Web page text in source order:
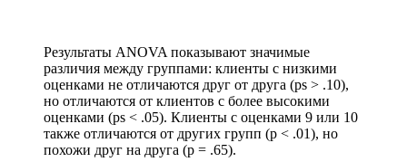
Результаты ANOVA показывают значимые
различия между группами: клиенты с низкими
оценками не отличаются друг от друга (ps > .10),
но отличаются от клиентов с более высокими
оценками (ps < .05). Клиенты с оценками 9 или 10
также отличаются от других групп (p < .01), но
похожи друг на друга (p = .65).